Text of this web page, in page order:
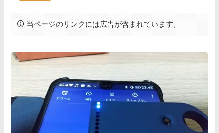
当ページのリンクには広告が含まれています。